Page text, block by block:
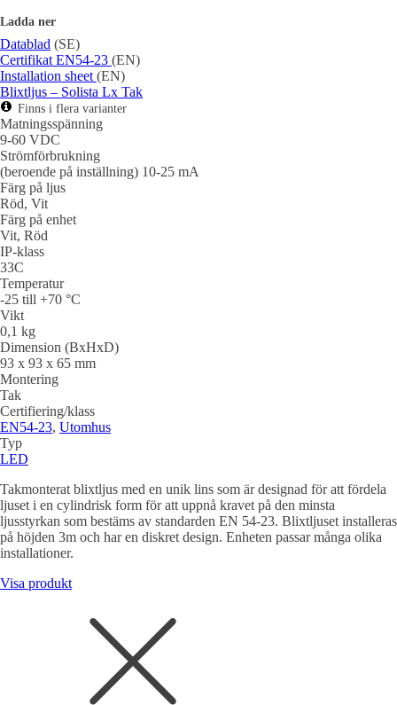
Ladda ner
Datablad (SE)
Certifikat EN54-23 (EN)
Installation sheet (EN)
Blixtljus – Solista Lx Tak
Finns i flera varianter
Matningsspänning
9-60 VDC
Strömförbrukning
(beroende på inställning) 10-25 mA
Färg på ljus
Röd, Vit
Färg på enhet
Vit, Röd
IP-klass
33C
Temperatur
-25 till +70 °C
Vikt
0,1 kg
Dimension (BxHxD)
93 x 93 x 65 mm
Montering
Tak
Certifiering/klass
EN54-23, Utomhus
Typ
LED
Takmonterat blixtljus med en unik lins som är designad för att fördela
ljuset i en cylindrisk form för att uppnå kravet på den minsta
ljusstyrkan som bestäms av standarden EN 54-23. Blixtljuset installeras
på höjden 3m och har en diskret design. Enheten passar många olika
installationer.
Visa produkt